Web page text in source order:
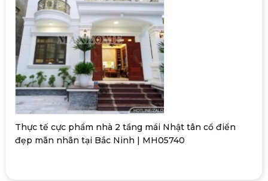
Thực tế cực phẩm nhà 2 tầng mái Nhật tân cổ điển
đẹp mãn nhãn tại Bắc Ninh | MH05740